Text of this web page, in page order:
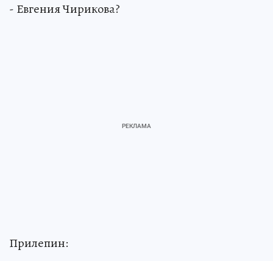
- Евгения Чирикова?
Прилепин: